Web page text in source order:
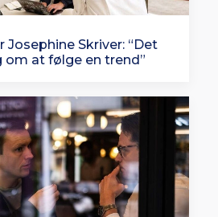
Skriver: “Det
om at følge en trend”